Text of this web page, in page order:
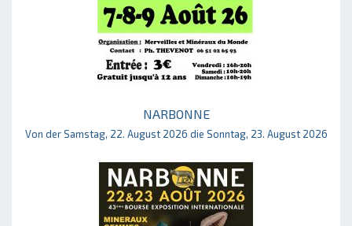
NARBONNE
Von der Samstag, 22. August 2026 die Sonntag, 23. August 2026